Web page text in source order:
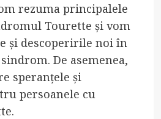
rezuma principalele
Tourette și vom
și descoperirile noi în
De asemenea,
speranțele și
persoanele cu